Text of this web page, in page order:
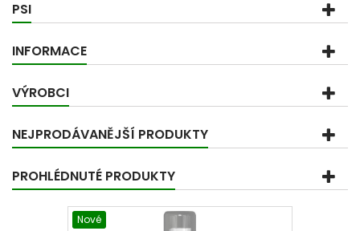
PSI
INFORMACE
VÝROBCI
NEJPRODÁVANĚJŠÍ PRODUKTY
PROHLÉDNUTÉ PRODUKTY
Nové